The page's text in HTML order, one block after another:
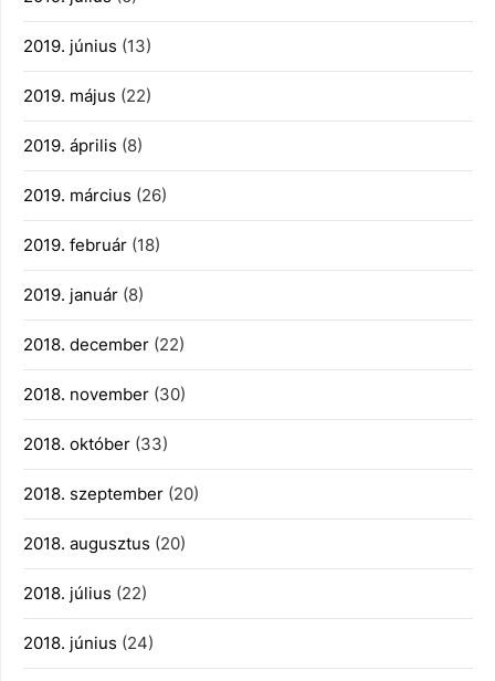
2019. június (13)
2019. május (22)
2019. április (8)
2019. március (26)
2019. február (18)
2019. január (8)
2018. december (22)
2018. november (30)
2018. október (33)
2018. szeptember (20)
2018. augusztus (20)
2018. július (22)
2018. június (24)